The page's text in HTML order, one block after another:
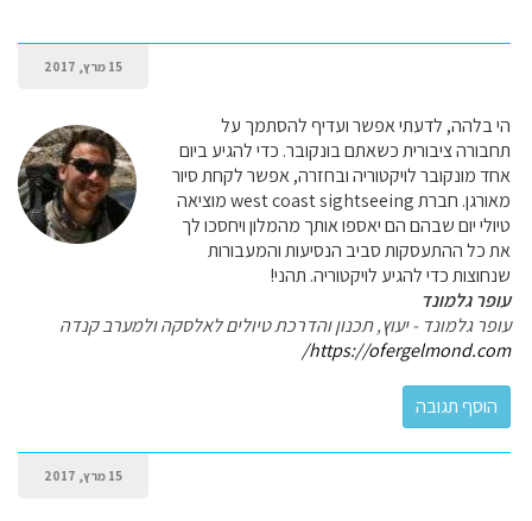
15 מרץ, 2017
הי בלהה, לדעתי אפשר ועדיף להסתמך על
תחבורה ציבורית כשאתם בונקובר. כדי להגיע ביום
אחד מונקובר לויקטוריה ובחזרה, אפשר לקחת סיור
מאורגן. חברת west coast sightseeing מוציאה
טיולי יום שבהם הם יאספו אותך מהמלון ויחסכו לך
את כל ההתעסקות סביב הנסיעות והמעבורות
שנחוצות כדי להגיע לויקטוריה. תהני!
עופר גלמונד
עופר גלמונד - יעוץ, תכנון והדרכת טיולים לאלסקה ולמערב קנדה
https://ofergelmond.com/
15 מרץ, 2017